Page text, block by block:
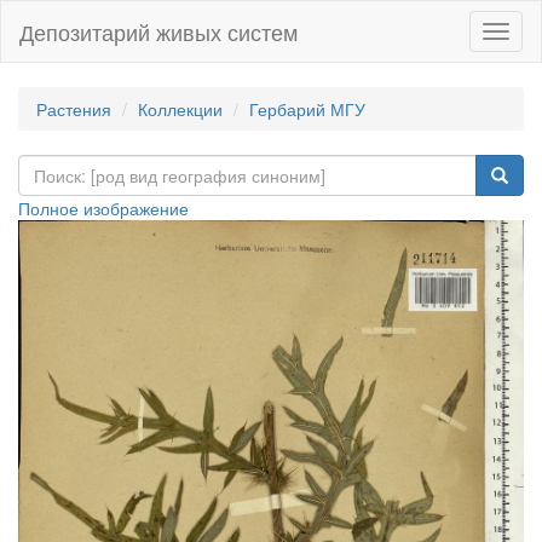
Депозитарий живых систем
Растения Коллекции Гербарий МГУ
Полное изображение